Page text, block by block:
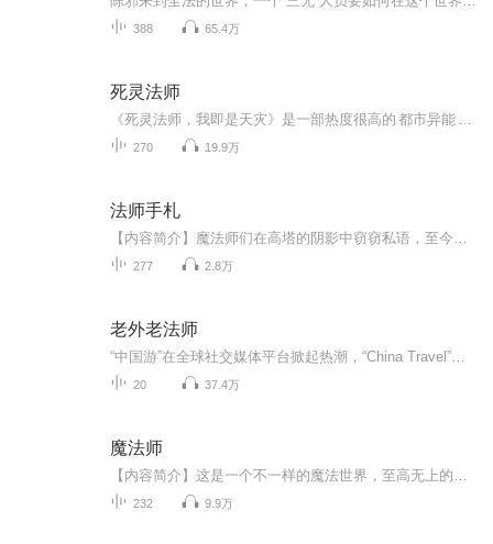
388 65.4万
死灵法师
270 19.9万
法师手札
277 2.8万
老外老法师
20 37.4万
魔法师
232 9.9万